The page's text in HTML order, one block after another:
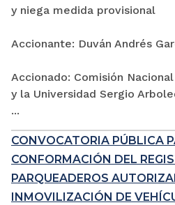
y niega medida provisional
Accionante: Duván Andrés
Accionado: Comisión
y la Universidad Sergio
...
CONVOCATORIA PÚBLICA
CONFORMACIÓN DEL
PARQUEADEROS
INMOVILIZACIÓN DE